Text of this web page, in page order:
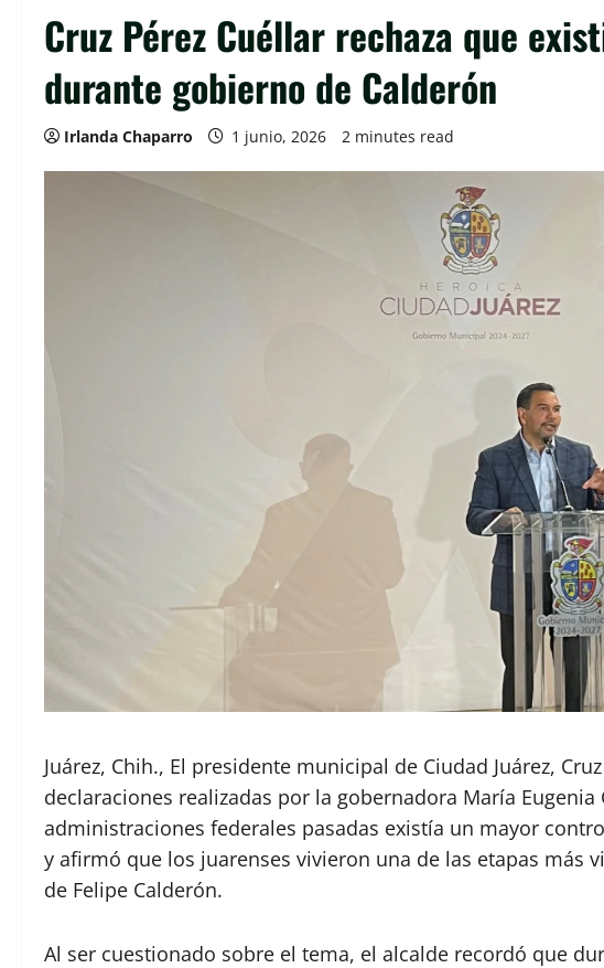
Cruz Pérez Cuéllar rechaza que
durante gobierno de Calderón
Irlanda Chaparro 1 junio, 2026 2 minutes read
Juárez, Chih., El presidente municipal de Ciudad Juárez,
declaraciones realizadas por la gobernadora María Eugenia
administraciones federales pasadas existía un mayor
y afirmó que los juarenses vivieron una de las etapas más
de Felipe Calderón.
Al ser cuestionado sobre el tema, el alcalde recordó que